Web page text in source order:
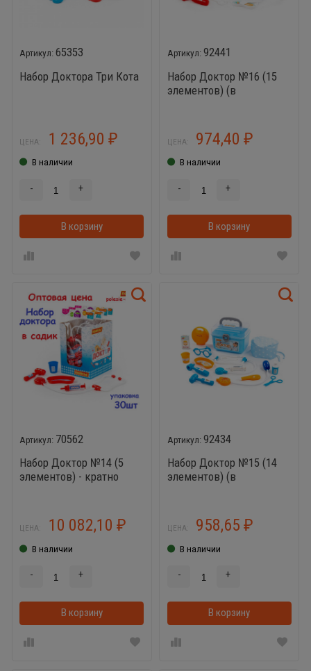
65353
Набор Доктора Три Кота
ЦЕНА: 1 236,90 ₽
В наличии
- +
В корзину
92441
Набор Доктор №16 (15
элементов) (в
ЦЕНА: 974,40₽
В наличии
- +
В корзину
70562
Набор Доктор №14 (5
элементов) - кратно
ЦЕНА: 10 082,10 ₽
В наличии
- +
В корзину В корзинке
92434
Набор Доктор №15 (14
элементов) (в
ЦЕНА: 958,65₽
В наличии
- +
В корзину